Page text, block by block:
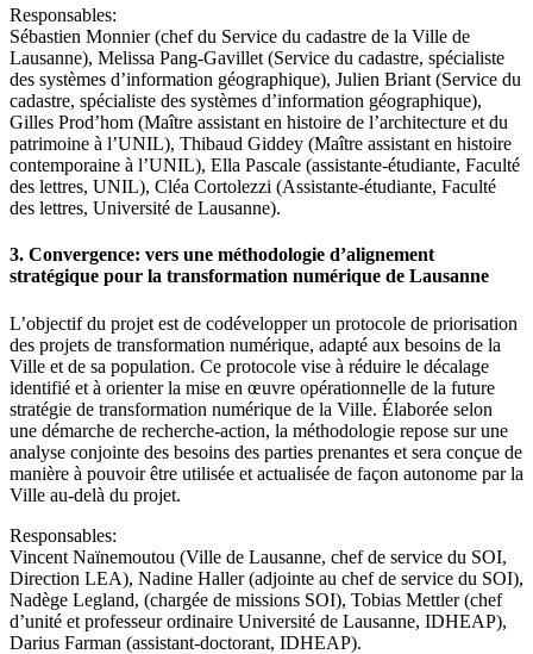
Responsables:
Sébastien Monnier (chef du Service du cadastre de la Ville de
Lausanne), Melissa Pang-Gavillet (Service du cadastre, spécialiste
des systèmes d’information géographique), Julien Briant (Service du
cadastre, spécialiste des systèmes d’information géographique),
Gilles Prod’hom (Maître assistant en histoire de l’architecture et du
patrimoine à l’UNIL), Thibaud Giddey (Maître assistant en histoire
contemporaine à l’UNIL), Ella Pascale (assistante-étudiante, Faculté
des lettres, UNIL), Cléa Cortolezzi (Assistante-étudiante, Faculté
des lettres, Université de Lausanne).
3. Convergence: vers une méthodologie d’alignement
stratégique pour la transformation numérique de Lausanne
L’objectif du projet est de codévelopper un protocole de priorisation
des projets de transformation numérique, adapté aux besoins de la
Ville et de sa population. Ce protocole vise à réduire le décalage
identifié et à orienter la mise en œuvre opérationnelle de la future
stratégie de transformation numérique de la Ville. Élaborée selon
une démarche de recherche-action, la méthodologie repose sur une
analyse conjointe des besoins des parties prenantes et sera conçue de
manière à pouvoir être utilisée et actualisée de façon autonome par la
Ville au-delà du projet.
Responsables:
Vincent Naïnemoutou (Ville de Lausanne, chef de service du SOI,
Direction LEA), Nadine Haller (adjointe au chef de service du SOI),
Nadège Legland, (chargée de missions SOI), Tobias Mettler (chef
d’unité et professeur ordinaire Université de Lausanne, IDHEAP),
Darius Farman (assistant-doctorant, IDHEAP).